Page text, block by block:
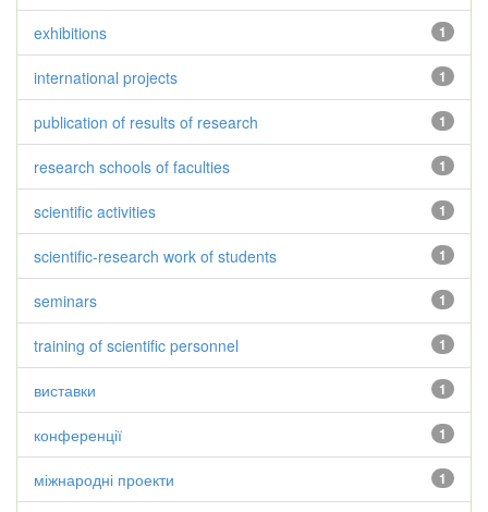
1
exhibitions
1
international projects
1
publication of results of research
1
research schools of faculties
1
scientific activities
1
scientific-research work of students
1
seminars
1
training of scientific personnel
1
виставки
1
конференції
1
міжнародні проекти